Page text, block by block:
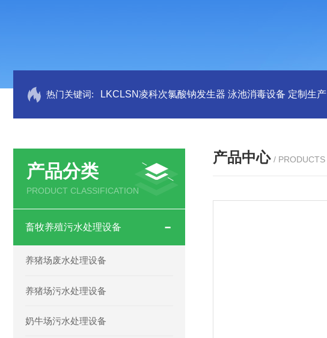
热门关键词: LKCLSN凌科次氯酸钠发生器 泳池消毒设备 定制生产
产品分类
PRODUCT CLASSIFICATION
畜牧养殖污水处理设备
养猪场废水处理设备
养猪场污水处理设备
奶牛场污水处理设备
产品中心 / PRODUCTS